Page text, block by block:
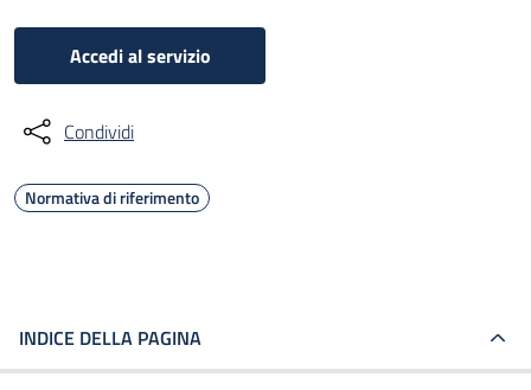
Accedi al servizio
Condividi
Normativa di riferimento
INDICE DELLA PAGINA